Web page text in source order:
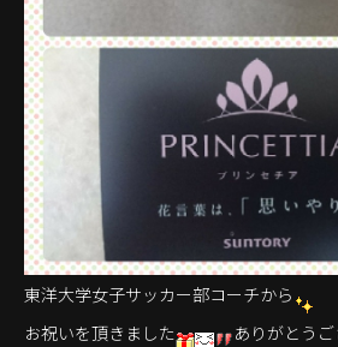
東洋大学女子サッカー部コーチから
お祝いを頂きました
ありがとう